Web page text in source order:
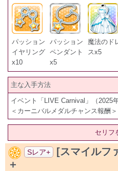
パッション
イヤリング
x10
パッション
ペンダント
x5
魔法のド
スx5
主な入手方法
イベント「LIVE Carnival」（2025
＜カーニバルメダルチャンス報酬＞
セリフ
Sレア+
[スマイルフ
＋